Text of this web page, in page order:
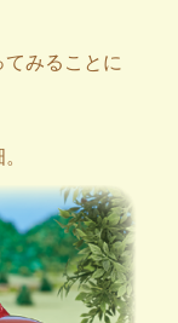
みることに